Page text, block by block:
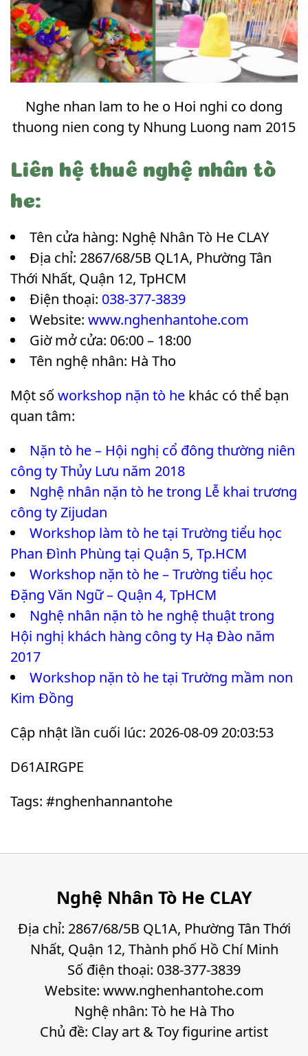
Nghe nhan lam to he o Hoi nghi co dong
thuong nien cong ty Nhung Luong nam 2015
Liên hệ thuê nghệ nhân tò
he:
Tên cửa hàng: Nghệ Nhân Tò He CLAY
Địa chỉ: 2867/68/5B QL1A, Phường Tân
Thới Nhất, Quận 12, TpHCM
Điện thoại: 038-377-3839
Website: www.nghenhantohe.com
Giờ mở cửa: 06:00 – 18:00
Tên nghệ nhân: Hà Tho
Một sốworkshop nặn tò he khác có thể bạn
quan tâm:
Nặn tò he – Hội nghị cổ đông thường niên
công ty Thủy Lưu năm 2018
Nghệ nhân nặn tò he trong Lễ khai trương
công ty Zijudan
Workshop làm tò he tại Trường tiểu học
Phan Đình Phùng tại Quận 5, Tp.HCM
Workshop nặn tò he – Trường tiểu học
Đặng Văn Ngữ – Quận 4, TpHCM
Nghệ nhân nặn tò he nghệ thuật trong
Hội nghị khách hàng công ty Hạ Đào năm
2017
Workshop nặn tò he tại Trường mầm non
Kim Đồng
Cập nhật lần cuối lúc: 2026-08-09 20:03:53
D61AIRGPE
Tags: #nghenhannantohe
Nghệ Nhân Tò He CLAY
Địa chỉ: 2867/68/5B QL1A, Phường Tân Thới
Nhất, Quận 12, Thành phố Hồ Chí Minh
Số điện thoại: 038-377-3839
Website: www.nghenhantohe.com
Nghệ nhân: Tò he Hà Tho
Chủ đề: Clay art & Toy figurine artist